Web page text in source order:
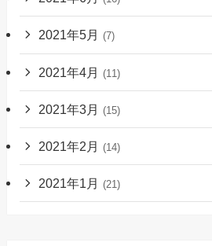
2021年5月 (7)
2021年4月 (11)
2021年3月 (15)
2021年2月 (14)
2021年1月 (21)